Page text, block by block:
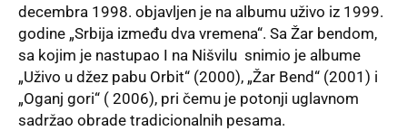
decembra 1998. objavljen je na albumu uživo iz 1999.
godine „Srbija između dva vremena“. Sa Žar bendom,
sa kojim je nastupao I na Nišvilu snimio je albume
„Uživo u džez pabu Orbit“ (2000), „Žar Bend“ (2001) i
„Oganj gori“ ( 2006), pri čemu je potonji uglavnom
sadržao obrade tradicionalnih pesama.